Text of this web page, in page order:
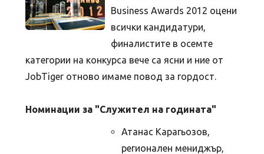
Business Awards 2012 оцени
всички кандидатури,
финалистите в осемте
категории на конкурса вече са ясни и ние от
JobTiger отново имаме повод за гордост.
Номинации за "Служител на годината"
Атанас Карагьозов,
регионален мениджър,